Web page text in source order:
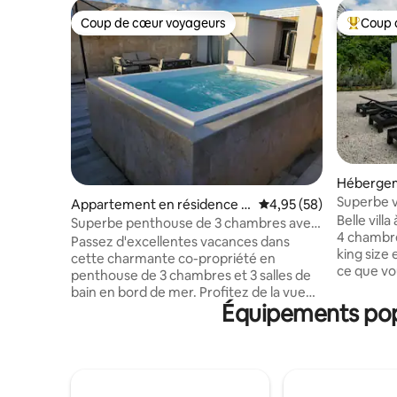
Coup de cœur voyageurs
Coup de cœur voyageurs
Appartement en résidence ⋅
La Caña
Évaluation moyenne
4,95 (58)
Superbe penthouse de 3 chambres avec
cuisine sur le toit et jacuzzi
Passez d'excellentes vacances dans
cette charmante co-propriété en
penthouse de 3 chambres et 3 salles de
bain en bord de mer. Profitez de la vue
imprenable depuis la terrasse sur le toit
tout en cuisinant dans la cuisine
Coups
Coup
corís
Superbe
centrale,
Belle villa
4
king size
ce que
équipée,
inclus.
Équipements